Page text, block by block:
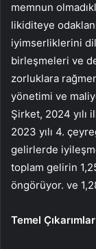
memnun
likiditeye
iyimserliklerini
birleşmeleri ve
zorluklara
yönetimi ve
Şirket, 2024 yılı
2023 yılı 4.
gelirlerde
toplam gelirin
öngörüyor. ve
Temel Çıkarımlar